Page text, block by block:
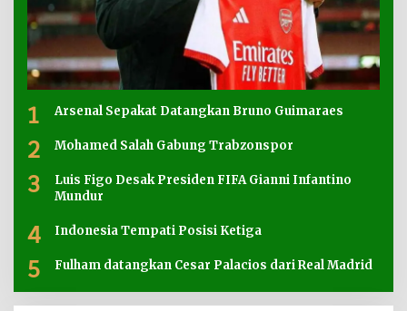
1 Arsenal Sepakat Datangkan Bruno Guimaraes
2 Mohamed Salah Gabung Trabzonspor
3
Luis Figo Desak Presiden FIFA Gianni Infantino
Mundur
4 Indonesia Tempati Posisi Ketiga
5 Fulham datangkan Cesar Palacios dari Real Madrid